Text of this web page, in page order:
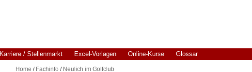
Karriere / Stellenmarkt Excel-Vorlagen Online-Kurse Glossar
Home / Fachinfo / Neulich im Golfclub